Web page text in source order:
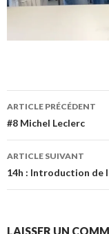
Navigation
des
articles
ARTICLE PRÉCÉDENT
#8 Michel Leclerc
ARTICLE SUIVANT
14h : Introduction de
LAISSER UN